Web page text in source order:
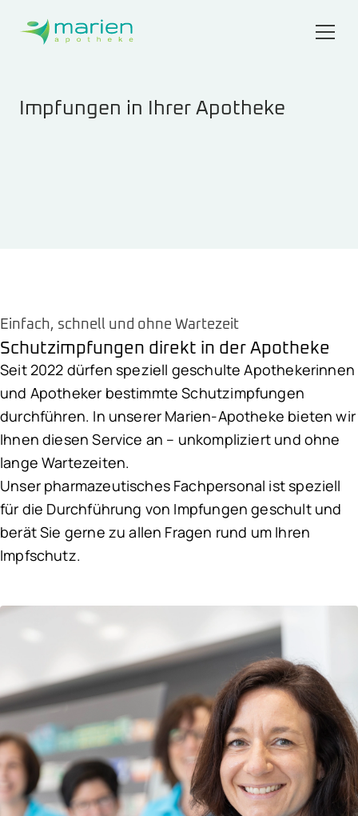
Zum Fuß springen
Impfungen in Ihrer Apotheke
Einfach, schnell und ohne Wartezeit
Schutzimpfungen direkt in der Apotheke
Seit 2022 dürfen speziell geschulte Apothekerinnen
und Apotheker bestimmte Schutzimpfungen
durchführen. In unserer Marien-Apotheke bieten wir
Ihnen diesen Service an – unkompliziert und ohne
lange Wartezeiten.
Unser pharmazeutisches Fachpersonal ist speziell
für die Durchführung von Impfungen geschult und
berät Sie gerne zu allen Fragen rund um Ihren
Impfschutz.